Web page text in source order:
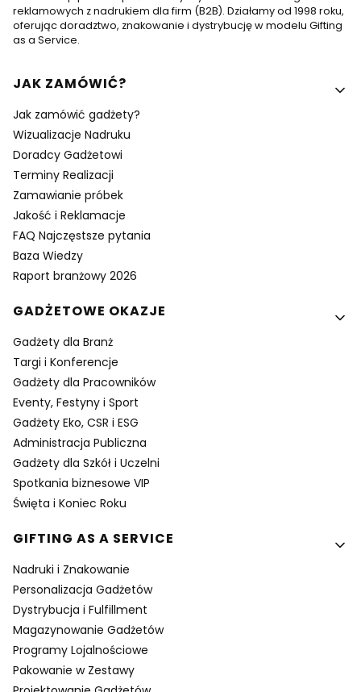
reklamowych z nadrukiem dla firm (B2B). Działamy od 1998 roku,
oferując doradztwo, znakowanie i dystrybucję w modelu Gifting
as a Service.
Linki w stopce
JAK ZAMÓWIĆ?
Jak zamówić gadżety?
Wizualizacje Nadruku
Doradcy Gadżetowi
Terminy Realizacji
Zamawianie próbek
Jakość i Reklamacje
FAQ Najczęstsze pytania
Baza Wiedzy
Raport branżowy 2026
GADŻETOWE OKAZJE
Gadżety dla Branż
Targi i Konferencje
Gadżety dla Pracowników
Eventy, Festyny i Sport
Gadżety Eko, CSR i ESG
Administracja Publiczna
Gadżety dla Szkół i Uczelni
Spotkania biznesowe VIP
Święta i Koniec Roku
GIFTING AS A SERVICE
Nadruki i Znakowanie
Personalizacja Gadżetów
Dystrybucja i Fulfillment
Magazynowanie Gadżetów
Programy Lojalnościowe
Pakowanie w Zestawy